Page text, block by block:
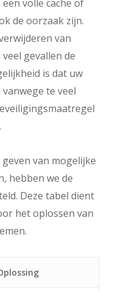
volle cache of
de oorzaak zijn.
van
gevallen de
is dat uw
te veel
van mogelijke
hebben we de
Deze tabel dient
het oplossen van